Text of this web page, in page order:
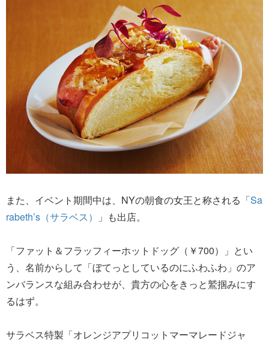
また、イベント期間中は、NYの朝食の女王と称される「Sa
rabeth’s（サラベス）
」も出店。
「ファット＆フラッフィーホットドッグ（￥700）」とい
う、名前からして「ぼてっとしているのにふわふわ」のア
ンバランスな組み合わせが、貴方の心をきっと鷲掴みにす
るはず。
サラベス特製「オレンジアプリコットマーマレードジャ